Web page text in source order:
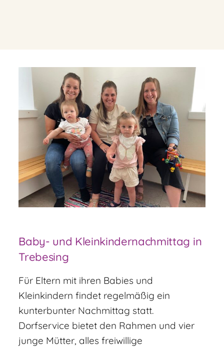
Baby- und Kleinkindernachmittag in
Trebesing
Für Eltern mit ihren Babies und
Kleinkindern findet regelmäßig ein
kunterbunter Nachmittag statt.
Dorfservice bietet den Rahmen und vier
junge Mütter, alles freiwillige